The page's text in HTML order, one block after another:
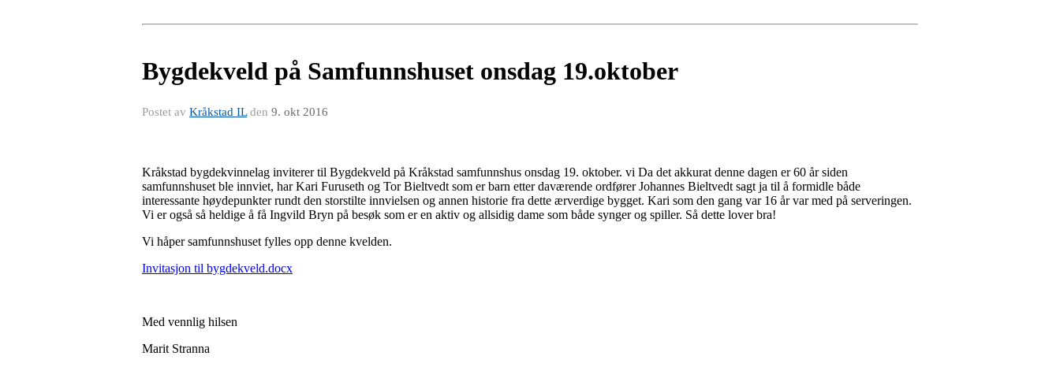
Bygdekveld på Samfunnshuset onsdag 19.oktober
Postet av Kråkstad ILden 9. okt 2016
Kråkstad bygdekvinnelag inviterer til Bygdekveld på Kråkstad samfunnshus onsdag 19. oktober. vi Da det akkurat denne dagen er 60 år siden
samfunnshuset ble innviet, har Kari Furuseth og Tor Bieltvedt som er barn etter daværende ordfører Johannes Bieltvedt sagt ja til å formidle både
interessante høydepunkter rundt den storstilte innvielsen og annen historie fra dette ærverdige bygget. Kari som den gang var 16 år var med på serveringen.
Vi er også så heldige å få Ingvild Bryn på besøk som er en aktiv og allsidig dame som både synger og spiller. Så dette lover bra!
Vi håper samfunnshuset fylles opp denne kvelden.
Invitasjon til bygdekveld.docx
Med vennlig hilsen
Marit Stranna